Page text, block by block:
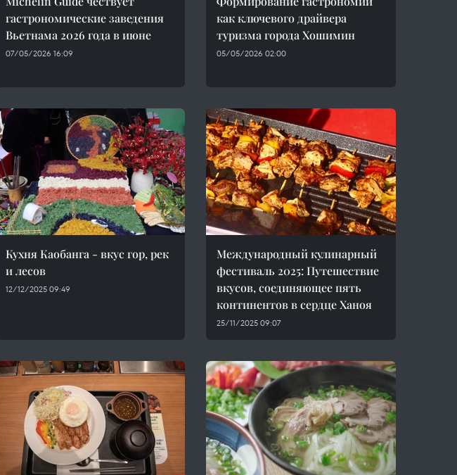
гастрономические заведения
Вьетнама 2026 года в июне
07/05/2026 16:09
как ключевого драйвера
туризма города Хошимин
05/05/2026 02:00
Кухня Каобанга - вкус гор, рек
и лесов
12/12/2025 09:49
Международный кулинарный
фестиваль 2025: Путешествие
вкусов, соединяющее пять
континентов в сердце Ханоя
25/11/2025 09:07